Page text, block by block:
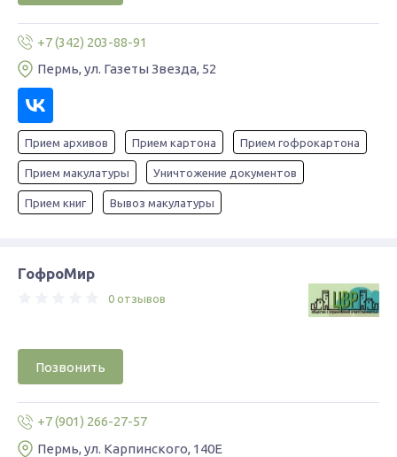
+7 (342) 203-88-91
Пермь, ул. Газеты Звезда, 52
Прием архивов Прием картона Прием гофрокартона
Прием макулатуры Уничтожение документов
Прием книг Вывоз макулатуры
ГофроМир
0 отзывов
Позвонить
+7 (901) 266-27-57
Пермь, ул. Карпинского, 140Е